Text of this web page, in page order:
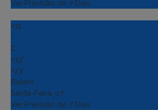
Ver Previsão de 7 Dias
+31
°
C
+33°
+23°
Belém
Sexta-Feira, 07
Ver Previsão de 7 Dias